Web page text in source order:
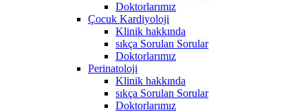
Doktorlarımız
Çocuk Kardiyoloji
Klinik hakkında
sıkça Sorulan Sorular
Doktorlarımız
Perinatoloji
Klinik hakkında
sıkça Sorulan Sorular
Doktorlarımız